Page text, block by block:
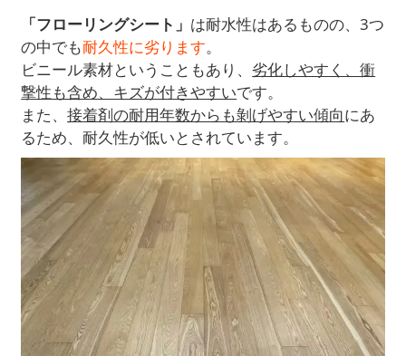
「フローリングシート」 は耐水性はあるものの、3つ
の中でも耐久性に劣ります。
ビニール素材ということもあり、劣化しやすく、衝
撃性も含め、キズが付きやすいです。
また、接着剤の耐用年数からも剝げやすい傾向にあ
るため、耐久性が低いとされています。